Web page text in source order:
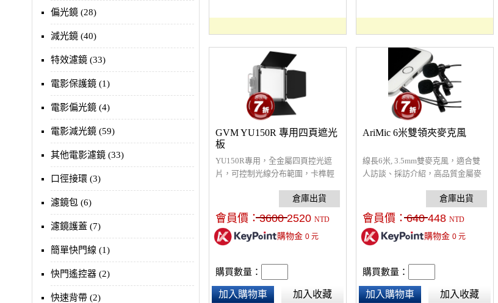
偏光鏡 (28)
減光鏡 (40)
特效濾鏡 (33)
電影保護鏡 (1)
電影偏光鏡 (4)
電影減光鏡 (59)
其他電影濾鏡 (33)
口徑接環 (3)
濾鏡包 (6)
濾鏡護蓋 (7)
簡單快門線 (1)
快門遙控器 (2)
快速背帶 (2)
GVM YU150R 專用四頁遮光
板
YU150R專用，全金屬四頁控光遮
片，可控制光線分布範圍，卡榫輕
會員價：3600 2520 NTD
購物金 0元
購買數量：
加入購物車 加入收藏
AriMic 6米雙領夾麥克風
線長6米, 3.5mm雙麥克風，適合雙
人訪談、採訪介紹，高品質金屬麥
號干擾，可於使用過程中確保錄音
環境的穩定。
會員價：640 448 NTD
購物金 0元
購買數量：
加入購物車 加入收藏